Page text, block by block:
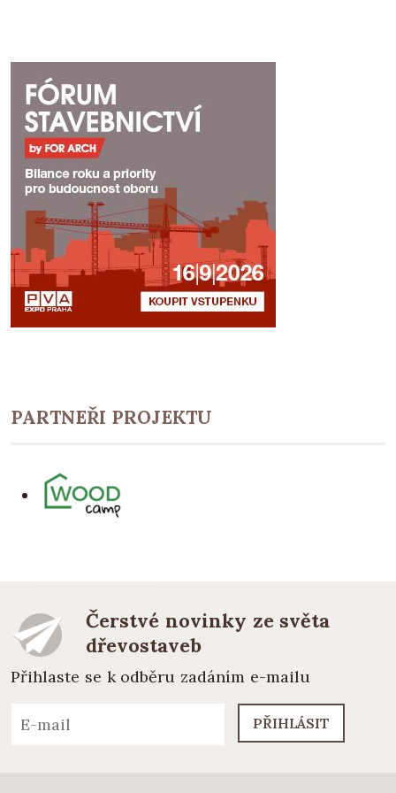
PARTNEŘI PROJEKTU
Čerstvé novinky ze světa
dřevostaveb
Přihlaste se k odběru zadáním e-mailu
PŘIHLÁSIT